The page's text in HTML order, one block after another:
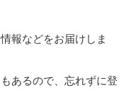
報などをお届けしま
あるので、忘れずに登